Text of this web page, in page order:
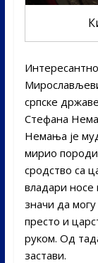
српске
Стефана
Немања је
мирио
сродство са
владари носе
значи да
престо и
руком. Од
застави.